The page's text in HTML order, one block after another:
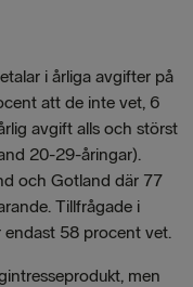
i årliga avgifter på
att de inte vet, 6
avgift alls och störst
20-29-åringar).
och Gotland där 77
Tillfrågade i
endast 58 procent vet.
men